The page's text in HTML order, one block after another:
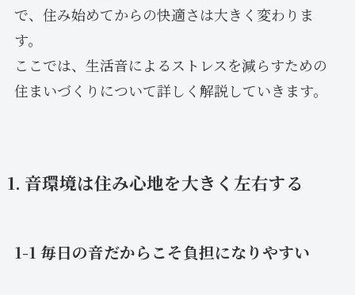
で、住み始めてからの快適さは大きく変わりま
す。
ここでは、生活音によるストレスを減らすための
住まいづくりについて詳しく解説していきます。
1. 音環境は住み心地を大きく左右する
1-1 毎日の音だからこそ負担になりやすい